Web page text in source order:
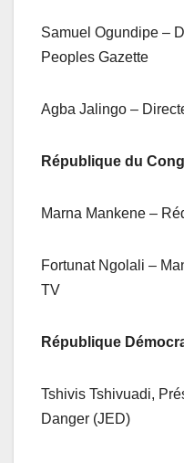
Samuel Ogundipe –
Peoples Gazette
Agba Jalingo –
République du
Marna Mankene –
Fortunat Ngolali –
TV
République
Tshivis Tshivuadi,
Danger (JED)